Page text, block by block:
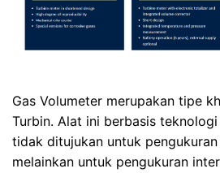
Gas Volumeter merupakan tipe
Turbin. Alat ini berbasis
tidak ditujukan untuk
melainkan untuk pengukuran